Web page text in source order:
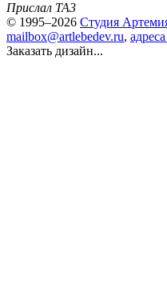
Прислал TA3
© 1995–2026 Студия
mailbox@artlebedev.ru,
Заказать дизайн...